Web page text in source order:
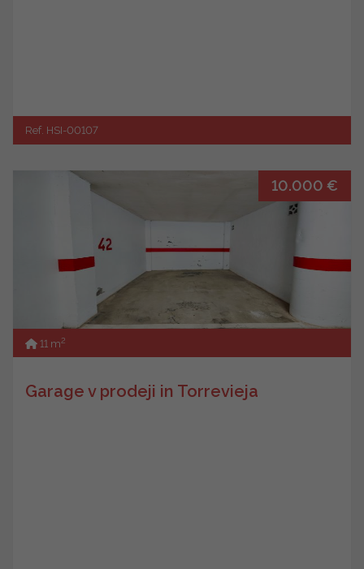
Ref. HSI-00107
10.000 €
11 m2
Garage v prodeji in Torrevieja